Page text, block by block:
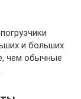
и больших
чем обычные